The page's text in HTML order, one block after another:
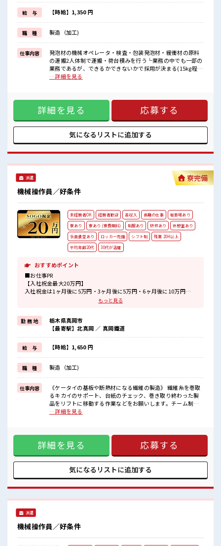
新しいことにチャレンジするのは不安だけど、
しっかり働く環境が整っています！
イチからスキルUP・ステップUP目指していきましょう！
≪自分に合った期間で働ける≫
福利厚生が整った派遣のお仕事です！
■職場の雰囲気
キバツ過ぎなければ髪色・髪型は自由！
あなたの個性を大事にできます♪
休憩時間にゆっくりできるスペース完備！
給 与 【時給】1,350 円
職 種 製造（加工)
仕事内容
発泡材の機械オペレータ・検査・包装発泡材・緩衝材の原料
の運搬2人体制で運搬・荷台積みを行う└業務の中でも一部の
業務であるが、できるかできないかで採用が決まる(15kg程)
【取扱製品詳細】発泡材や緩衝材(プラスチック製品) ■お仕
気の職場≫ 明るすぎたり奇抜でなければ基本的に自由！ (規
定有)制服があると毎日の服選びに悩まずOK♪ ≪初めての仕
事だけど自分にもできそう≫ 新しいことにチャレンジするの
は不安だけど、 しっかり働く環境が整っています！ イチから
スキルUP・ステップUP目指していきましょう！ ≪自分に合
った期間で働ける≫ 福利厚生が整った派遣のお仕事です！ ■
の個性を大事にできます♪ 休憩時間にゆっくりできるスペー
ス完備！ ロッカーあり！ 安心してお仕事に集中♪
…詳細を見る
詳細を見る 応募する
気になるリストに追加する
派遣
機械操作員／好条件
寮完備
未経験者OK 経験者歓迎 高収入 長期の仕事
駐車場あり
寮あり
寮あり (寮費無料) 制服あり 研修あり
休憩室あり
社員食堂あり
ロッカー完備 シフト制
残業 20H以上
平均年齢20代
30代が活躍
おすすめポイント
■お仕事PR
【入社祝金最大20万円】
入社祝金は1ヶ月後に5万円・3ヶ月後に5万円・6ヶ月後に10万円が
ココで働きたいけど『勤務地まで遠い…』という方にもオススメの
寮費0円&家電(TV・洗濯機・冷蔵庫・エアコン)付きのワンルーム寮
です！
寮には駐車場もあるのでマイカーの持ち込みもOK♪
現地までの移動交通費も規定支給！
■職場の雰囲気
《20代・30代の男性スタッフさん多数カツヤク中》
スポットクーラー/洗濯機/ロッカー/お風呂/冷蔵庫/社員食堂(麺200
円・定食300円)/喫煙所などが完備された充実環境☆
駐車場完備でマイカー通勤もOK！
もっと見る
勤 務 地
栃木県真岡市
【最寄駅】北真岡 ／ 真岡鐵道
給 与 【時給】1,650 円
職 種 製造（加工)
仕事内容
《ケータイの基板や断熱材になる繊維の製造》 繊維糸を巻取
るキカイのサポート、台紙のチェック、巻き取り終わった製
品をリフトに移動する作業などをお願いします。チーム制で
の作業なので分からない事も聞きやすい環境で安心♪ ※寮ア
後に5万円・6ヶ月後に10万円がお給料に上乗せ☆ 頑張った分
だけ稼げるお仕事です！ ココで働きたいけど『勤務地まで遠
い…』という方にもオススメの寮完備！ 寮費0円&家電(TV・
洗濯機・冷蔵庫・エアコン)付きのワンルーム寮です！ 寮には
駐車場もあるのでマイカーの持ち込みもOK♪ 現地までの移動
交通費も規定支給！ ■職場の雰囲気 《20代・30代の男性スタ
ー/お風呂/冷蔵庫/社員食堂(麺200円・定食300円)/喫煙所など
が完備された充実環境☆ 駐車場完備でマイカー通勤もOK！
…詳細を見る
詳細を見る 応募する
気になるリストに追加する
派遣
機械操作員／好条件